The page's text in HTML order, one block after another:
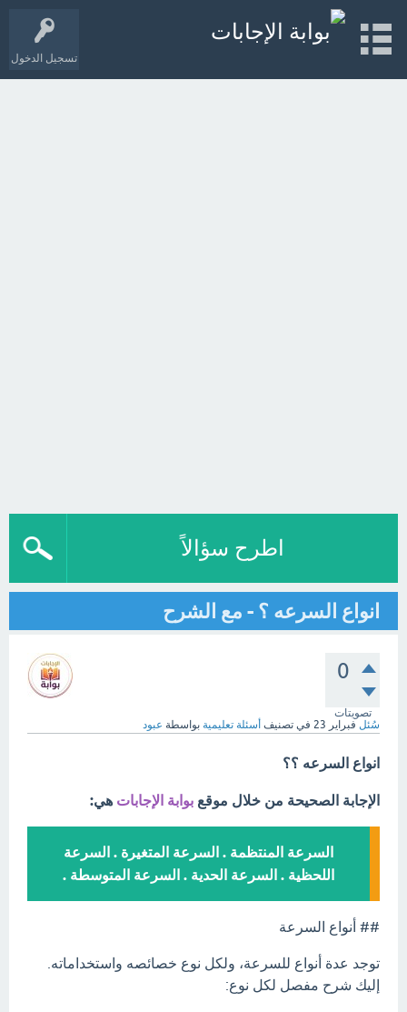
تسجيل الدخول
اطرح سؤالاً
انواع السرعه ؟ - مع الشرح
0
تصويتات
سُئل فبراير 23 في تصنيف أسئلة تعليمية بواسطة عبود
انواع السرعه ؟؟
الإجابة الصحيحة من خلال موقع بوابة الإجابات هي:
السرعة المنتظمة . السرعة المتغيرة . السرعة
اللحظية . السرعة الحدية . السرعة المتوسطة .
## أنواع السرعة
توجد عدة أنواع للسرعة، ولكل نوع خصائصه واستخداماته.
إليك شرح مفصل لكل نوع: